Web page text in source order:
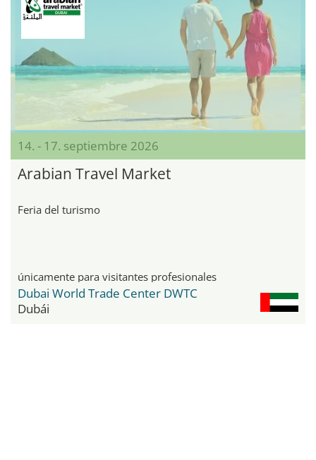
14. - 17. septiembre 2026
Arabian Travel Market
Feria del turismo
únicamente para visitantes profesionales
Dubai World Trade Center DWTC
Dubái